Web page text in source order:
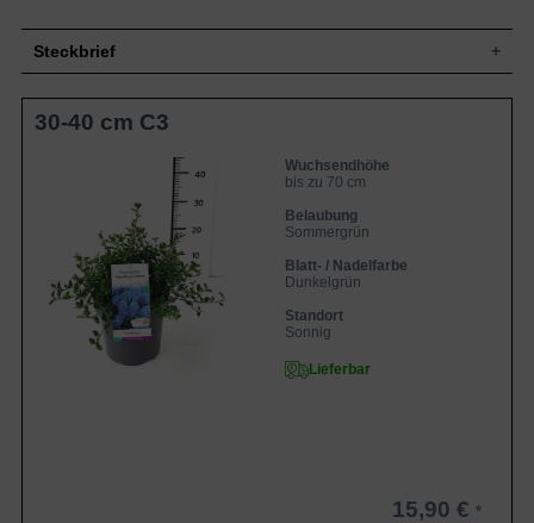
Steckbrief
Wuchs
Niedrigwachsender Strauch, breitbuschig
und kompakt, bis zu 70 cm hoch und 80
bis zu 70 cm
Sommergrün, sehr klein, eiförmig,
gesägter Rand, dunkelgrün, 1 bis 3 cm
lang
Frucht
Unscheinbar
Blüte
Intensiv blaue Blüten in bis zu 8 cm
langen aufrechten Rispen
Blütezeit
Juni bis September
Rinde
(Kriechende Säckelblume) ist ein Strauch,
30-40 cm C3
Wuchsendhöhe
bis zu 70 cm
Belaubung
Sommergrün
Blatt- / Nadelfarbe
Dunkelgrün
Standort
Sonnig
Lieferbar
15,90 €